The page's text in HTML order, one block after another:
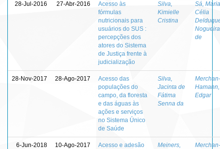
28-Jul-2016 27-Abr-2016
Acesso às
fórmulas
nutricionais para
usuários do SUS :
percepções dos
atores do Sistema
de Justiça frente à
judicialização
Silva,
Kimielle
Cristina
Sá, Maria
Célia
de
28-Nov-2017 28-Ago-2017
Acesso das
populações do
campo, da floresta
e das águas às
ações e serviços
no Sistema Único
de Saúde
Silva,
Jacinta de
Fátima
Senna da
Merchan-
Hamann,
Edgar
6-Jun-2018 10-Ago-2017
Acesso e adesão
Meiners,
Merchan-